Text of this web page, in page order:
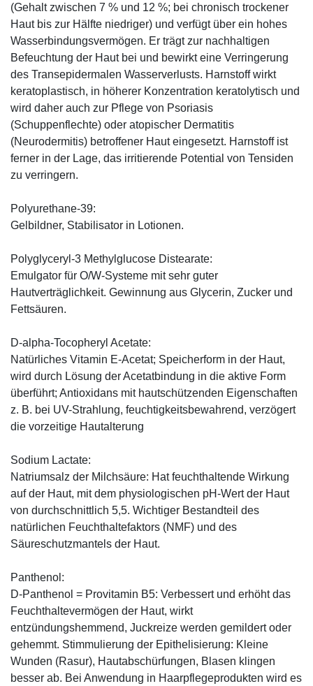
(Gehalt zwischen 7 % und 12 %; bei chronisch trockener
Haut bis zur Hälfte niedriger) und verfügt über ein hohes
Wasserbindungsvermögen. Er trägt zur nachhaltigen
Befeuchtung der Haut bei und bewirkt eine Verringerung
des Transepidermalen Wasserverlusts. Harnstoff wirkt
keratoplastisch, in höherer Konzentration keratolytisch und
wird daher auch zur Pflege von Psoriasis
(Schuppenflechte) oder atopischer Dermatitis
(Neurodermitis) betroffener Haut eingesetzt. Harnstoff ist
ferner in der Lage, das irritierende Potential von Tensiden
zu verringern.
Polyurethane-39:
Gelbildner, Stabilisator in Lotionen.
Polyglyceryl-3 Methylglucose Distearate:
Emulgator für O/W-Systeme mit sehr guter
Hautverträglichkeit. Gewinnung aus Glycerin, Zucker und
Fettsäuren.
D-alpha-Tocopheryl Acetate:
Natürliches Vitamin E-Acetat; Speicherform in der Haut,
wird durch Lösung der Acetatbindung in die aktive Form
überführt; Antioxidans mit hautschützenden Eigenschaften
z. B. bei UV-Strahlung, feuchtigkeitsbewahrend, verzögert
die vorzeitige Hautalterung
Sodium Lactate:
Natriumsalz der Milchsäure: Hat feuchthaltende Wirkung
auf der Haut, mit dem physiologischen pH-Wert der Haut
von durchschnittlich 5,5. Wichtiger Bestandteil des
natürlichen Feuchthaltefaktors (NMF) und des
Säureschutzmantels der Haut.
Panthenol:
D-Panthenol = Provitamin B5: Verbessert und erhöht das
Feuchthaltevermögen der Haut, wirkt
entzündungshemmend, Juckreize werden gemildert oder
gehemmt. Stimmulierung der Epithelisierung: Kleine
Wunden (Rasur), Hautabschürfungen, Blasen klingen
besser ab. Bei Anwendung in Haarpflegeprodukten wird es